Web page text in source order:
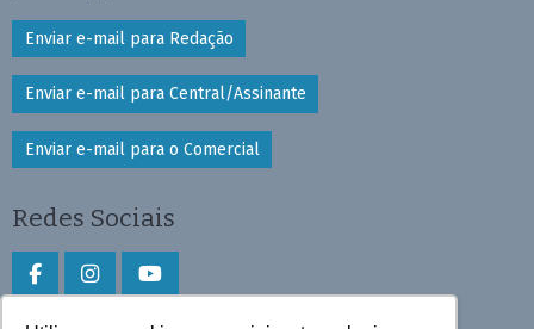
Enviar e-mail para Redação
Enviar e-mail para Central/Assinante
Enviar e-mail para o Comercial
Redes Sociais